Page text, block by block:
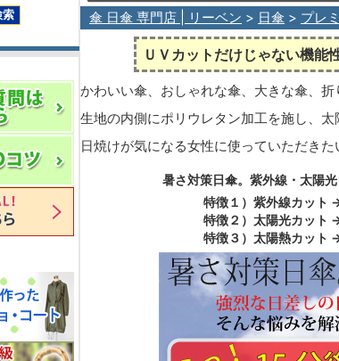
傘 日傘 専門店 | リーベン > 日傘 > プレ
ＵＶカットだけじゃない機能
かわいい傘、おしゃれな傘、大きな傘、
生地の内側にポリウレタン加工を施し、
日焼けが気になる女性に使っていただき
暑さ対策日傘。紫外線・太陽
特徴１）紫外線カット
特徴２）太陽光カット
特徴３）太陽熱カット